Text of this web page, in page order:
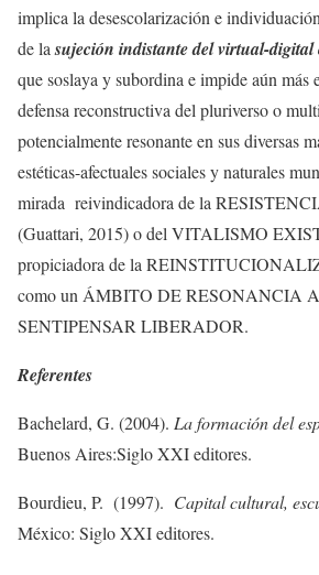
implica la desescolarización e
de lasujeción indistante del virtual-digital
que soslaya y subordina e impide aún más
defensa reconstructiva del pluriverso o
potencialmente resonante en sus diversas
estéticas-afectuales sociales y naturales
mirada reivindicadora de la
(Guattari, 2015) o del VITALISMO
propiciadora de la
como un ÁMBITO DE RESONANCIA
SENTIPENSAR LIBERADOR.
Referentes
Bachelard, G. (2004). La formación del
Buenos Aires:Siglo XXI editores.
Bourdieu, P. (1997). Capital cultural,
México: Siglo XXI editores.